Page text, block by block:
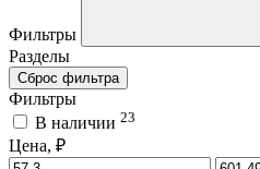
Фильтры
Разделы
Сброс фильтра
Фильтры
В наличии 23
Цена, ₽